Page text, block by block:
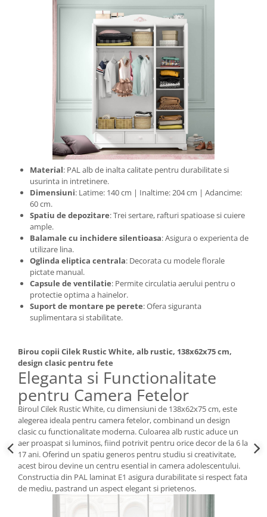
Material: PAL alb de inalta calitate pentru durabilitate si
usurinta in intretinere.
Dimensiuni: Latime: 140 cm | Inaltime: 204 cm | Adancime:
60 cm.
Spatiu de depozitare: Trei sertare, rafturi spatioase si cuiere
ample.
Balamale cu inchidere silentioasa: Asigura o experienta de
utilizare lina.
Oglinda eliptica centrala: Decorata cu modele florale
pictate manual.
Capsule de ventilatie: Permite circulatia aerului pentru o
protectie optima a hainelor.
Suport de montare pe perete: Ofera siguranta
suplimentara si stabilitate.
Birou copii Cilek Rustic White, alb rustic, 138x62x75 cm,
design clasic pentru fete
Eleganta si Functionalitate
pentru Camera Fetelor
Biroul Cilek Rustic White, cu dimensiuni de 138x62x75 cm, este
alegerea ideala pentru camera fetelor, combinand un design
clasic cu functionalitate moderna. Culoarea alb rustic aduce un
aer proaspat si luminos, fiind potrivit pentru orice decor de la 6 la
17 ani. Oferind un spatiu generos pentru studiu si creativitate,
acest birou devine un centru esential in camera adolescentului.
Constructia din PAL laminat E1 asigura durabilitate si respect fata
de mediu, pastrand un aspect elegant si prietenos.